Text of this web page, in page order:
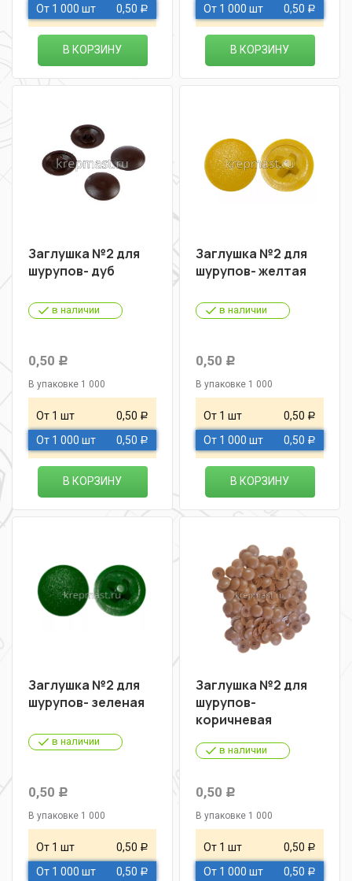
От 1 000 шт 0,50 Р
В КОРЗИНУ
От 1 000 шт 0,50 Р
В КОРЗИНУ
Заглушка №2 для
шурупов- дуб
в наличии
0,50 Р
В упаковке 1 000
От 1 шт 0,50 Р
От 1 000 шт 0,50 Р
В КОРЗИНУ
Заглушка №2 для
шурупов- желтая
в наличии
0,50 Р
В упаковке 1 000
От 1 шт 0,50 Р
От 1 000 шт 0,50 Р
В КОРЗИНУ
Заглушка №2 для
шурупов- зеленая
в наличии
0,50 Р
В упаковке 1 000
От 1 шт 0,50 Р
От 1 000 шт 0,50 Р
Заглушка №2 для
шурупов-
коричневая
в наличии
0,50 Р
В упаковке 1 000
От 1 шт 0,50 Р
От 1 000 шт 0,50 Р